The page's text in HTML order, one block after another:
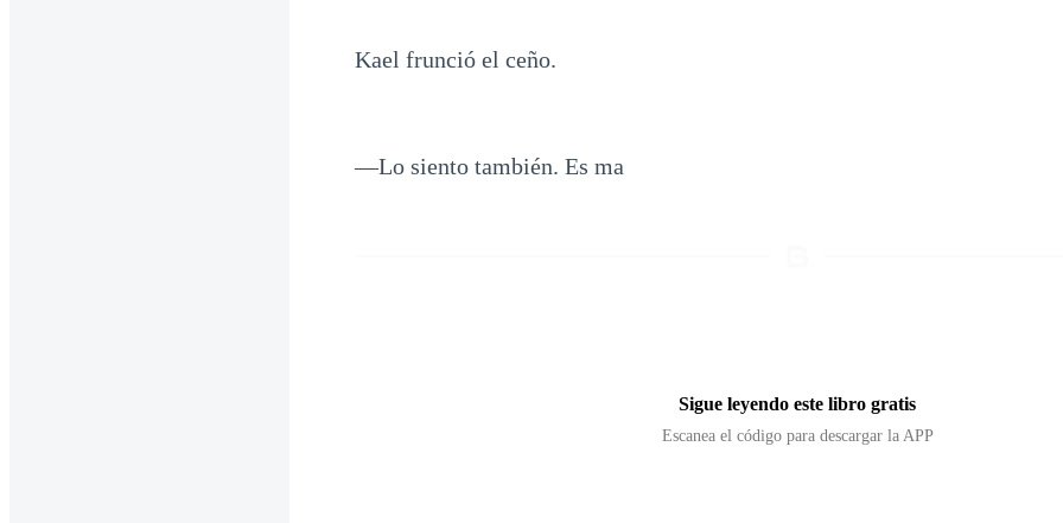
Kael frunció el ceño.
—Lo siento también. Es ma
Sigue leyendo este libro gratis
Escanea el código para descargar la APP